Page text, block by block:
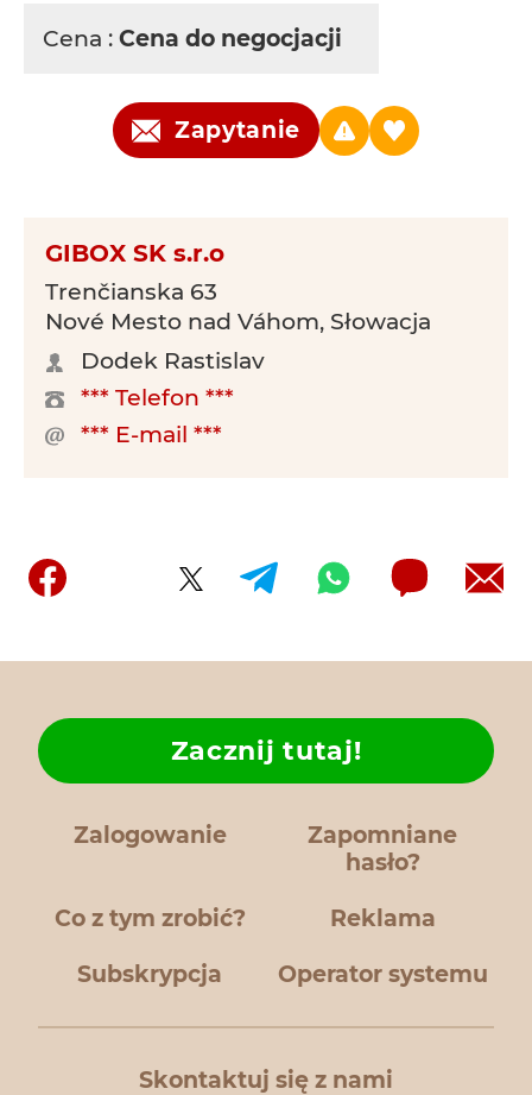
Cena : Cena do negocjacji
Zapytanie
GIBOX SK s.r.o
Trenčianska 63
Nové Mesto nad Váhom, Słowacja
Dodek Rastislav
*** Telefon ***
*** E-mail ***
Zalogowanie
Zapomniane
hasło?
Co z tym zrobić?
Zacznij tutaj!
Reklama
Subskrypcja Operator systemu
Skontaktuj się z nami